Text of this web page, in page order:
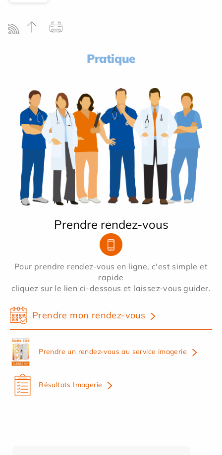
Pratique
Prendre rendez-vous
Pour prendre rendez-vous en ligne, c'est simple et
rapide
cliquez sur le lien ci-dessous et laissez-vous guider.
Prendre mon rendez-vous
Prendre un rendez-vous au service imagerie
Résultats Imagerie